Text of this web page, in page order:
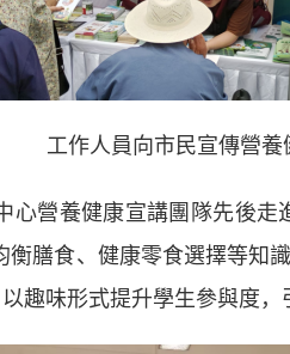
工作人員向市民宣傳營養
營養健康宣講團隊先後走
衡膳食、健康零食選擇等知
趣味形式提升學生參與度，